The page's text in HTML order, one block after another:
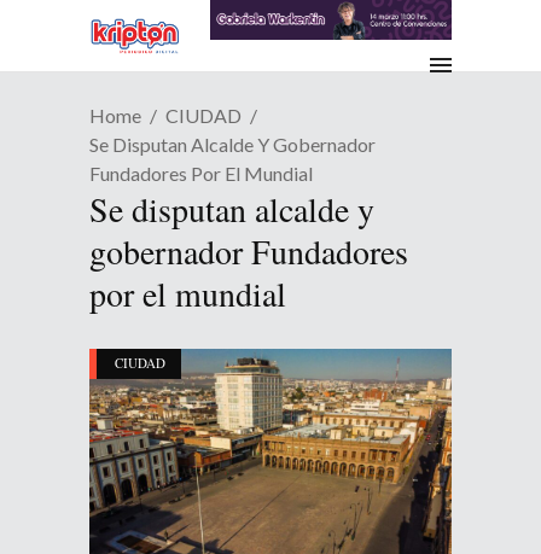
Home
CIUDAD
Se Disputan Alcalde Y Gobernador
Fundadores Por El Mundial
Se disputan alcalde y
gobernador Fundadores
por el mundial
CIUDAD